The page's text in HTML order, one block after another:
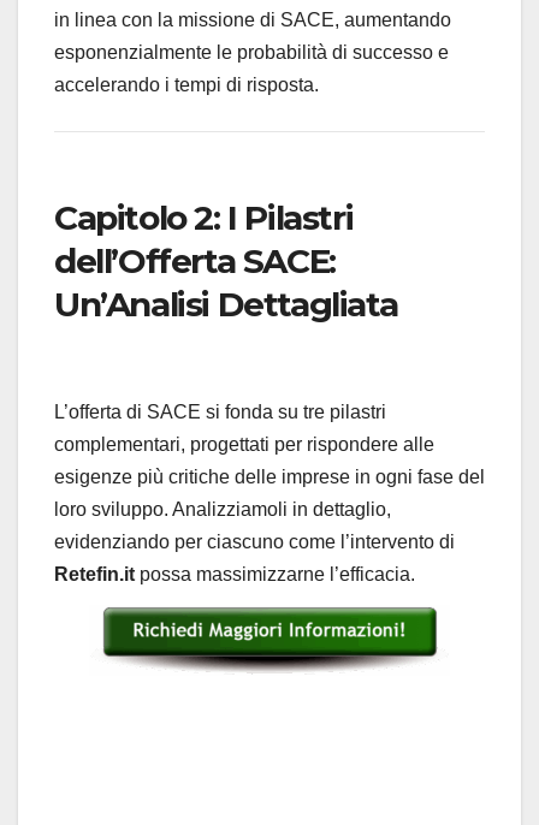
in linea con la missione di SACE, aumentando
esponenzialmente le probabilità di successo e
accelerando i tempi di risposta.
Capitolo 2: I Pilastri
dell’Offerta SACE:
Un’Analisi Dettagliata
L’offerta di SACE si fonda su tre pilastri
complementari, progettati per rispondere alle
esigenze più critiche delle imprese in ogni fase del
loro sviluppo. Analizziamoli in dettaglio,
evidenziando per ciascuno come l’intervento di
Retefin.it possa massimizzarne l’efficacia.